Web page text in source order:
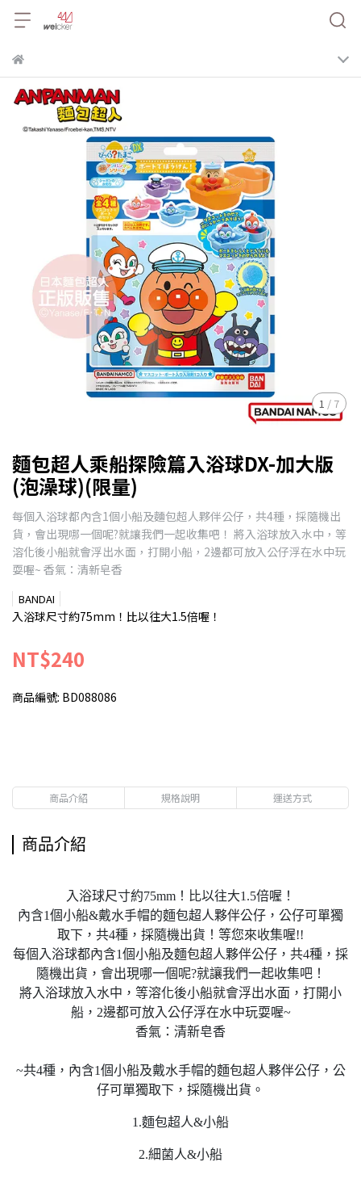
1 / 7
麵包超人乘船探險篇入浴球DX-加大版
(泡澡球)(限量)
每個入浴球都內含1個小船及麵包超人夥伴公仔，共4種，採隨機出
貨，會出現哪一個呢?就讓我們一起收集吧！ 將入浴球放入水中，等
溶化後小船就會浮出水面，打開小船，2邊都可放入公仔浮在水中玩
耍喔~ 香氣：清新皂香
BANDAI
入浴球尺寸約75mm！比以往大1.5倍喔！
NT$240
商品編號: BD088086
商品介紹 規格說明 運送方式
商品介紹
入浴球尺寸約75mm！比以往大1.5倍喔！
內含1個小船&戴水手帽的麵包超人夥伴公仔，公仔可單獨
取下，共4種，採隨機出貨！等您來收集喔!!
每個入浴球都內含1個小船及麵包超人夥伴公仔，共4種，採
隨機出貨，會出現哪一個呢?就讓我們一起收集吧！
將入浴球放入水中，等溶化後小船就會浮出水面，打開小
船，2邊都可放入公仔浮在水中玩耍喔~
香氣：清新皂香
~共4種，內含1個小船及戴水手帽的麵包超人夥伴公仔，公
仔可單獨取下，採隨機出貨。
1.麵包超人&小船
2.細菌人&小船